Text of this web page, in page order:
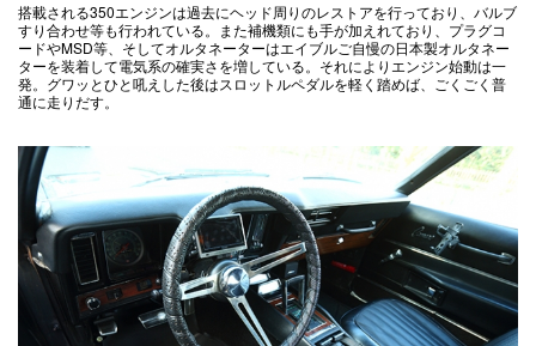
搭載される350エンジンは過去にヘッド周りのレストアを行っており、バルブ
すり合わせ等も行われている。また補機類にも手が加えれており、プラグコ
ードやMSD等、そしてオルタネーターはエイブルご自慢の日本製オルタネー
ターを装着して電気系の確実さを増している。それによりエンジン始動は一
発。グワッとひと吼えした後はスロットルペダルを軽く踏めば、ごくごく普
通に走りだす。